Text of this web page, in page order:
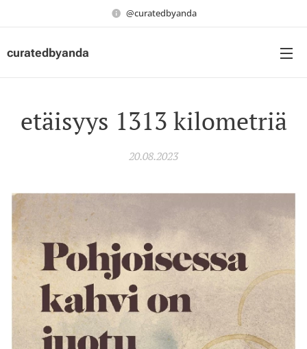
@curatedbyanda
curatedbyanda
etäisyys 1313 kilometriä
20.08.2023